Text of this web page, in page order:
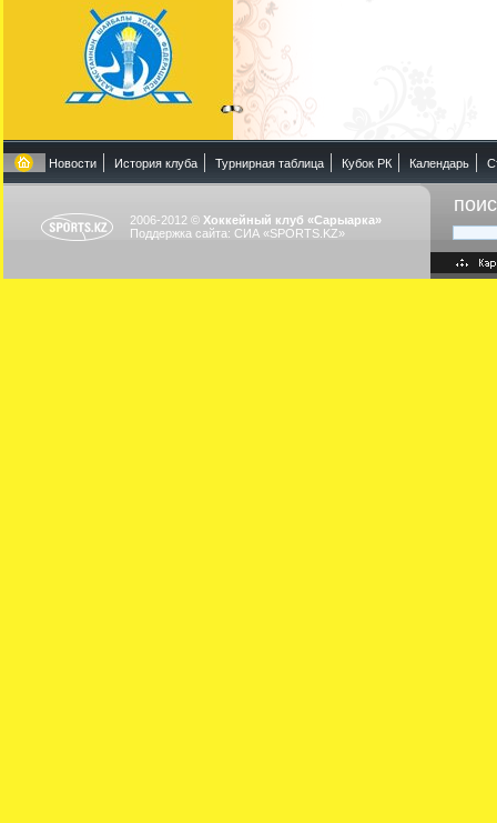
Новости История клуба Турнирная таблица Кубок РК Календарь
2006-2012 © Хоккейный клуб «Сарыарка»
Поддержка сайта: СИА «SPORTS.KZ»